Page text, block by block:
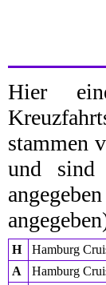
Hier
stammen
und sind
H
Hamburg
A
Hamburg